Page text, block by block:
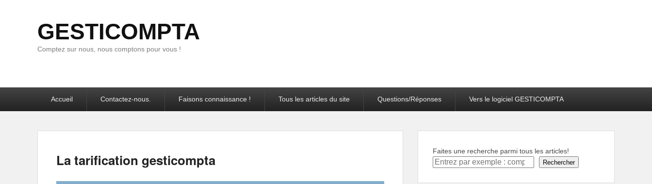
GESTICOMPTA
Comptez sur nous, nous comptons pour vous !
Accueil Contactez-nous. Faisons connaissance ! Tous les articles du site Questions/Réponses Vers le logiciel GESTICOMPTA
La tarification gesticompta Faites une recherche parmi tous les articles!
Rechercher